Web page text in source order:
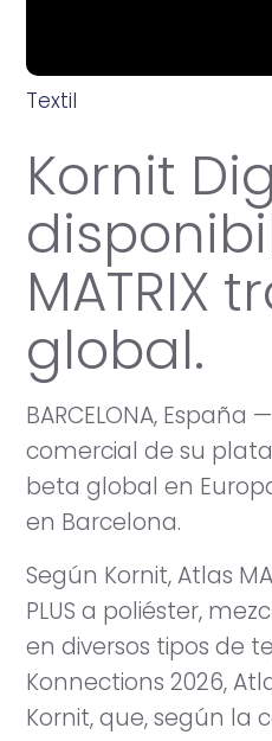
Textil
Kornit
MATRIX
global.
BARCELONA,
comercial de su
beta global en
en Barcelona.
Según Kornit, Atlas
PLUS a poliéster,
en diversos tipos de
Konnections 2026,
Kornit, que, según